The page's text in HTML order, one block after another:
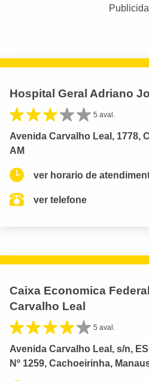
Hospital Geral Adriano
5 aval.
Avenida Carvalho Leal, 1778,
AM
ver horario de
ver telefone
Caixa Economica
Carvalho Leal
5 aval.
Avenida Carvalho Leal, s/n,
Nº 1259, Cachoeirinha,